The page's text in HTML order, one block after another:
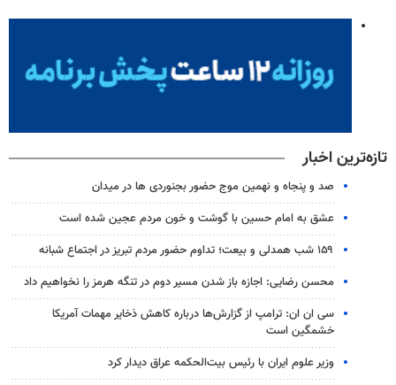
تازه‌ترین اخبار
صد و پنجاه و نهمین موج حضور بجنوردی ها در میدان
عشق به امام حسین با گوشت و خون مردم عجین شده است
۱۵۹ شب همدلی و بیعت؛ تداوم حضور مردم تبریز در اجتماع شبانه
محسن رضایی: اجازه باز شدن مسیر دوم در تنگه هرمز را نخواهیم داد
سی ان ان: ترامپ از گزارش‌ها درباره کاهش ذخایر مهمات آمریکا
خشمگین است
وزیر علوم ایران با رئیس بیت‌الحکمه عراق دیدار کرد